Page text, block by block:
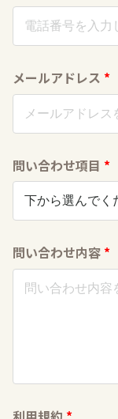
メールアドレス *
問い合わせ項目 *
問い合わせ内容 *